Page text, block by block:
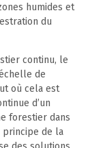
humides et
du
continu, le
de
où cela est
d’un
forestier dans
principe de la